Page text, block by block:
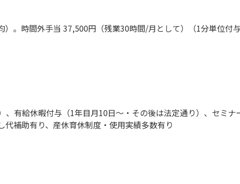
。時間外手当 37,500円（残業30時間/月として）（1分単位
有給休暇付与（1年目月10日～・その後は法定通り）、セミ
補助有り、産休育休制度・使用実績多数有り